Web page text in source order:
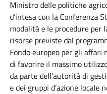
Ministro delle politiche
d’intesa con la Conferenza
modalità e le procedure per
risorse previste dal
Fondo europeo per gli
di favorire il massimo
da parte dell’autorità di
e dei gruppi d’azione locale